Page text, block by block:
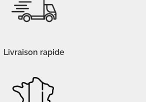
Livraison rapide